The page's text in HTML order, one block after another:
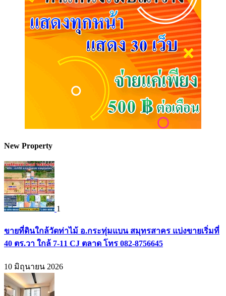
New Property
1
ขายที่ดินใกล้วัดท่าไม้ อ.กระทุ่มแบน สมุทรสาคร แบ่งขายเริ่มที่
40 ตร.วา ใกล้ 7-11 CJ ตลาด โทร 082-8756645
10 มิถุนายน 2026